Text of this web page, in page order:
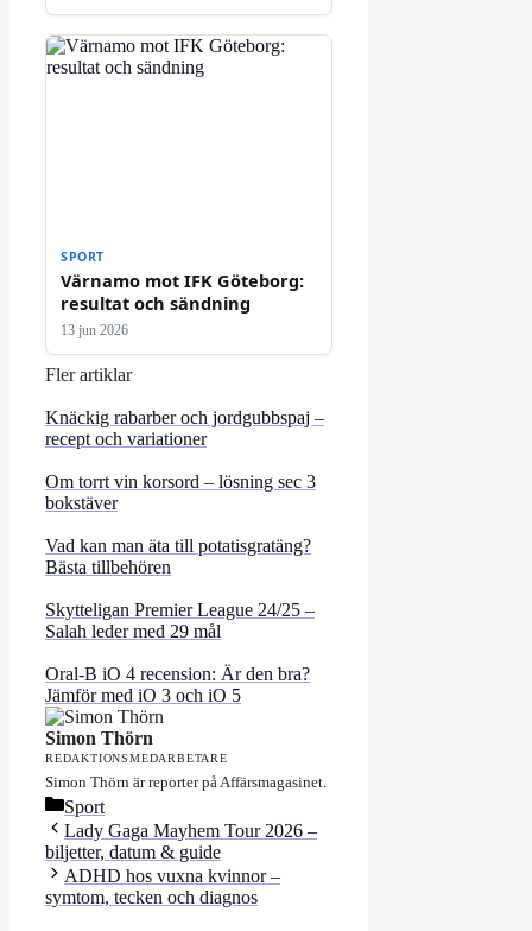
SPORT
Värnamo mot IFK Göteborg:
resultat och sändning
13 jun 2026
Fler artiklar
Knäckig rabarber och jordgubbspaj –
recept och variationer
Om torrt vin korsord – lösning sec 3
bokstäver
Vad kan man äta till potatisgratäng?
Bästa tillbehören
Skytteligan Premier League 24/25 –
Salah leder med 29 mål
Oral-B iO 4 recension: Är den bra?
Jämför med iO 3 och iO 5
Simon Thörn
REDAKTIONSMEDARBETARE
Simon Thörn är reporter på Affärsmagasinet.
Kategorier
Sport
Lady Gaga Mayhem Tour 2026 –
biljetter, datum & guide
ADHD hos vuxna kvinnor –
symtom, tecken och diagnos